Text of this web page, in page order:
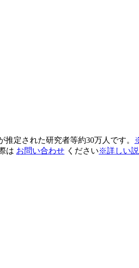
定された研究者等約30万人です。
は お問い合わせ ください※詳しい